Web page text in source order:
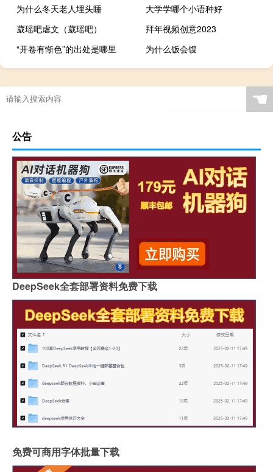
为什么冬天老人埋头睡
大学学哪个小语种好
葳瑶吧虐文（葳瑶吧）
拜年视频创意2023
“开卷有惭色”的出处是哪里
为什么饭会馊
☚
公告
DeepSeek全套部署资料免费下载
免费可商用字体批量下载